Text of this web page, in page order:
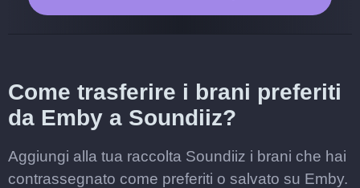
Come trasferire i brani preferiti
da Emby a Soundiiz?
Aggiungi alla tua raccolta Soundiiz i brani che hai
contrassegnato come preferiti o salvato su Emby.